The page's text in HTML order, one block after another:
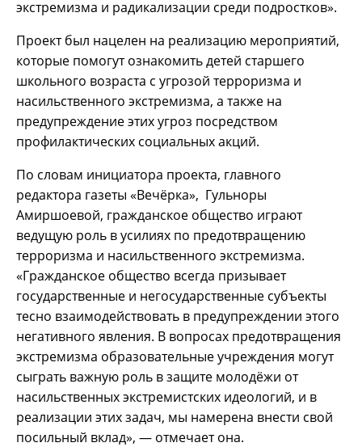
экстремизма и радикализации среди подростков».
Проект был нацелен на реализацию мероприятий,
которые помогут ознакомить детей старшего
школьного возраста с угрозой терроризма и
насильственного экстремизма, а также на
предупреждение этих угроз посредством
профилактических социальных акций.
По словам инициатора проекта, главного
редактора газеты «Вечёрка», Гульноры
Амиршоевой, гражданское общество играют
ведущую роль в усилиях по предотвращению
терроризма и насильственного экстремизма.
«Гражданское общество всегда призывает
государственные и негосударственные субъекты
тесно взаимодействовать в предупреждении этого
негативного явления. В вопросах предотвращения
экстремизма образовательные учреждения могут
сыграть важную роль в защите молодёжи от
насильственных экстремистских идеологий, и в
реализации этих задач, мы намерена внести свой
посильный вклад», — отмечает она.